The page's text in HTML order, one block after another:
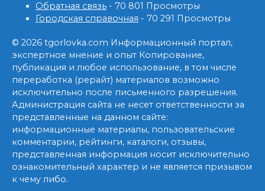
Обратная связь - 70 801 Просмотры
Городская справочная - 70 291 Просмотры
© 2026 tgorlovka.com Информационный портал,
экспертное мнение и опыт Копирование,
публикация и любое использование, в том числе
переработка (рерайт) материалов возможно
исключительно после письменного разрешения.
Администрация сайта не несет ответственности за
представленные на данном сайте:
информационные материалы, пользовательские
комментарии, рейтинги, каталоги, отзывы,
представленная информация носит исключительно
ознакомительный характер и не является призывом
к чему либо.